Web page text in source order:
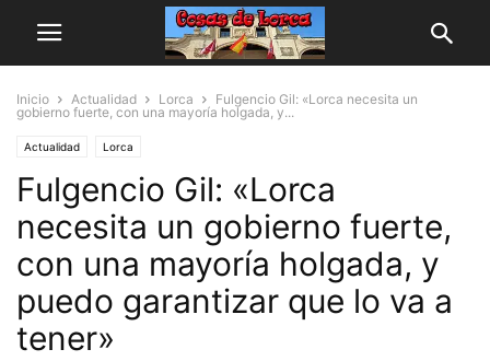
Inicio Actualidad Lorca
Fulgencio Gil: «Lorca necesita un
gobierno fuerte, con una mayoría holgada, y...
Actualidad Lorca
Fulgencio Gil: «Lorca
necesita un gobierno fuerte,
con una mayoría holgada, y
puedo garantizar que lo va a
tener»